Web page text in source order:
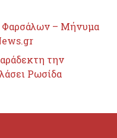
Φαρσάλων – Μήνυμα
την
Ρωσίδα